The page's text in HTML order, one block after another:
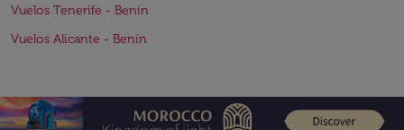
Vuelos Tenerife - Benín
Vuelos Alicante - Benín